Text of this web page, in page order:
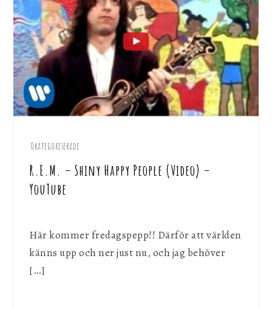
Okategoriserade
R.E.M. – Shiny Happy People (Video) –
YouTube
Här kommer fredagspepp!! Därför att världen
känns upp och ner just nu, och jag behöver
[…]